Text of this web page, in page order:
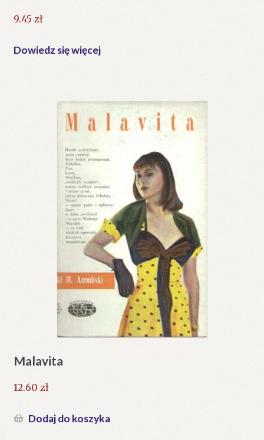
9.45 zł
Dowiedz się więcej
Malavita
12.60 zł
Dodaj do koszyka